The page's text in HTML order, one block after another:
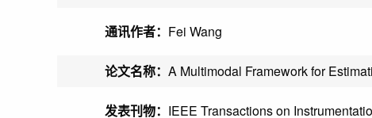
通讯作者： Fei Wang
论文名称： A Multimodal Framework for
发表刊物： IEEE Transactions on